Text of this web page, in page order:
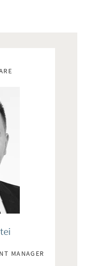
MANAGER